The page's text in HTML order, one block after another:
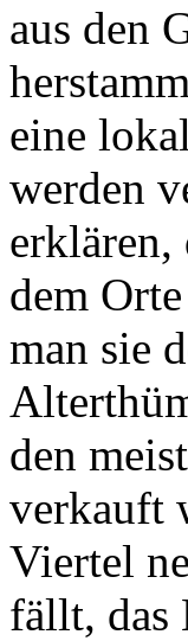
aus den
eine
werden
erklären,
dem
man sie
den
verkauft
Viertel
fällt, das